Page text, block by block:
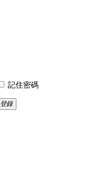
記住密碼
登錄